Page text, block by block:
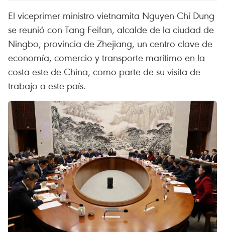
El viceprimer ministro vietnamita Nguyen Chi Dung
se reunió con Tang Feifan, alcalde de la ciudad de
Ningbo, provincia de Zhejiang, un centro clave de
economía, comercio y transporte marítimo en la
costa este de China, como parte de su visita de
trabajo a este país.